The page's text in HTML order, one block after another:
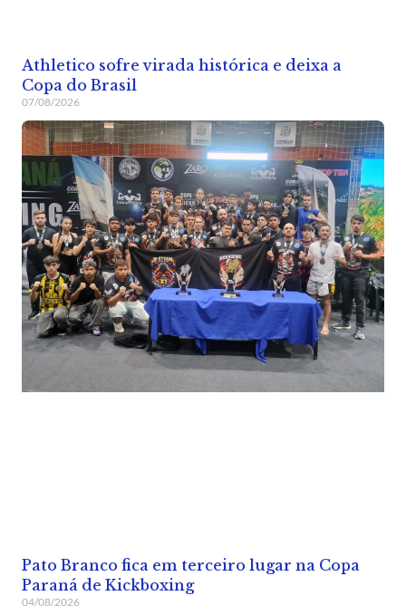
Athletico sofre virada histórica e deixa a
Copa do Brasil
07/08/2026
Pato Branco fica em terceiro lugar na Copa
Paraná de Kickboxing
04/08/2026